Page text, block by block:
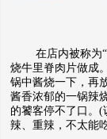
在店内被称为
烧牛里脊肉片做成
锅中酱烧一下，再
酱香浓郁的一锅辣
的饕客停不了口。(
辣、重辣，不太能